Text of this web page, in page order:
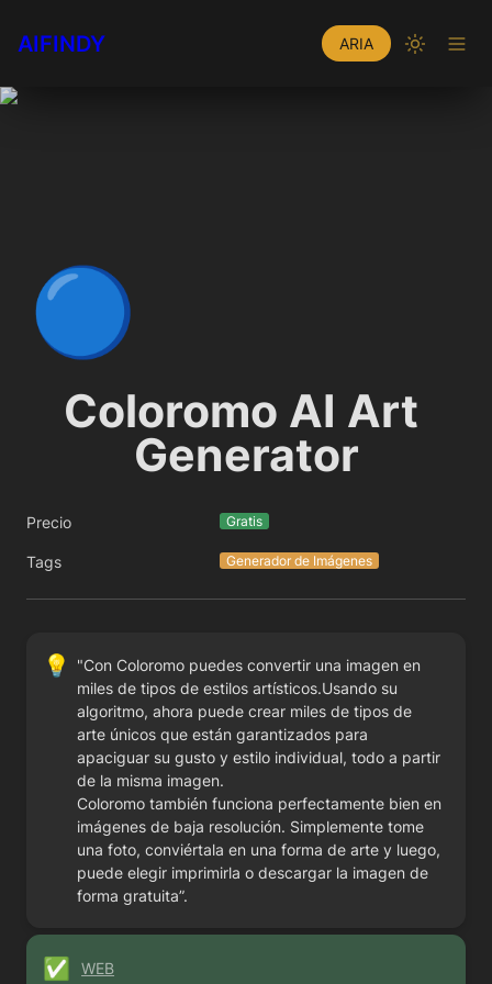
AIFINDY ARIA
🔵
Coloromo AI Art
Generator
Precio Gratis
Tags Generador de Imágenes
💡
"Con Coloromo puedes convertir una imagen en
miles de tipos de estilos artísticos.Usando su
algoritmo, ahora puede crear miles de tipos de
arte únicos que están garantizados para
apaciguar su gusto y estilo individual, todo a partir
de la misma imagen.
Coloromo también funciona perfectamente bien en
imágenes de baja resolución. Simplemente tome
una foto, conviértala en una forma de arte y luego,
puede elegir imprimirla o descargar la imagen de
forma gratuita”.
✅ WEB